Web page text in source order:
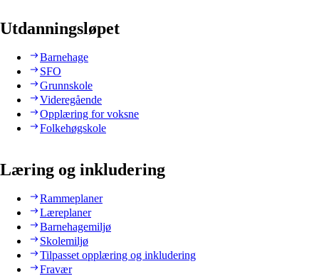
Utdanningsløpet
Barnehage
SFO
Grunnskole
Videregående
Opplæring for voksne
Folkehøgskole
Læring og inkludering
Rammeplaner
Læreplaner
Barnehagemiljø
Skolemiljø
Tilpasset opplæring og inkludering
Fravær